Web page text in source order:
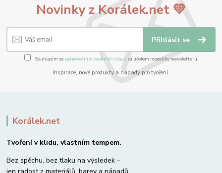
Novinky z Korálek.net 💛
Přihlásit se
Souhlasím se zpracováním osobních údajůza účelem rozesílky newsletteru.
Inspirace, nové produkty a nápady pro tvoření.
Korálek.net
Tvoření v klidu, vlastním tempem.
Bez spěchu, bez tlaku na výsledek –
jen radost z materiálů, barev a nápadů.